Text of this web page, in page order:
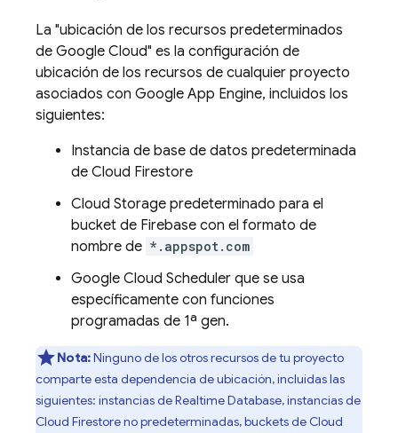
La "ubicación de los recursos predeterminados
de Google Cloud" es la configuración de
ubicación de los recursos de cualquier proyecto
asociados con Google App Engine, incluidos los
siguientes:
Instancia de base de datos predeterminada
de Cloud Firestore
Cloud Storage predeterminado para el
bucket de Firebase con el formato de
nombre de *.appspot.com
Google Cloud Scheduler que se usa
específicamente con funciones
programadas de 1ª gen.
Nota:Ninguno de los otros recursos de tu proyecto
comparte esta dependencia de ubicación, incluidas las
siguientes: instancias de Realtime Database, instancias de
Cloud Firestoreno predeterminadas, buckets de Cloud